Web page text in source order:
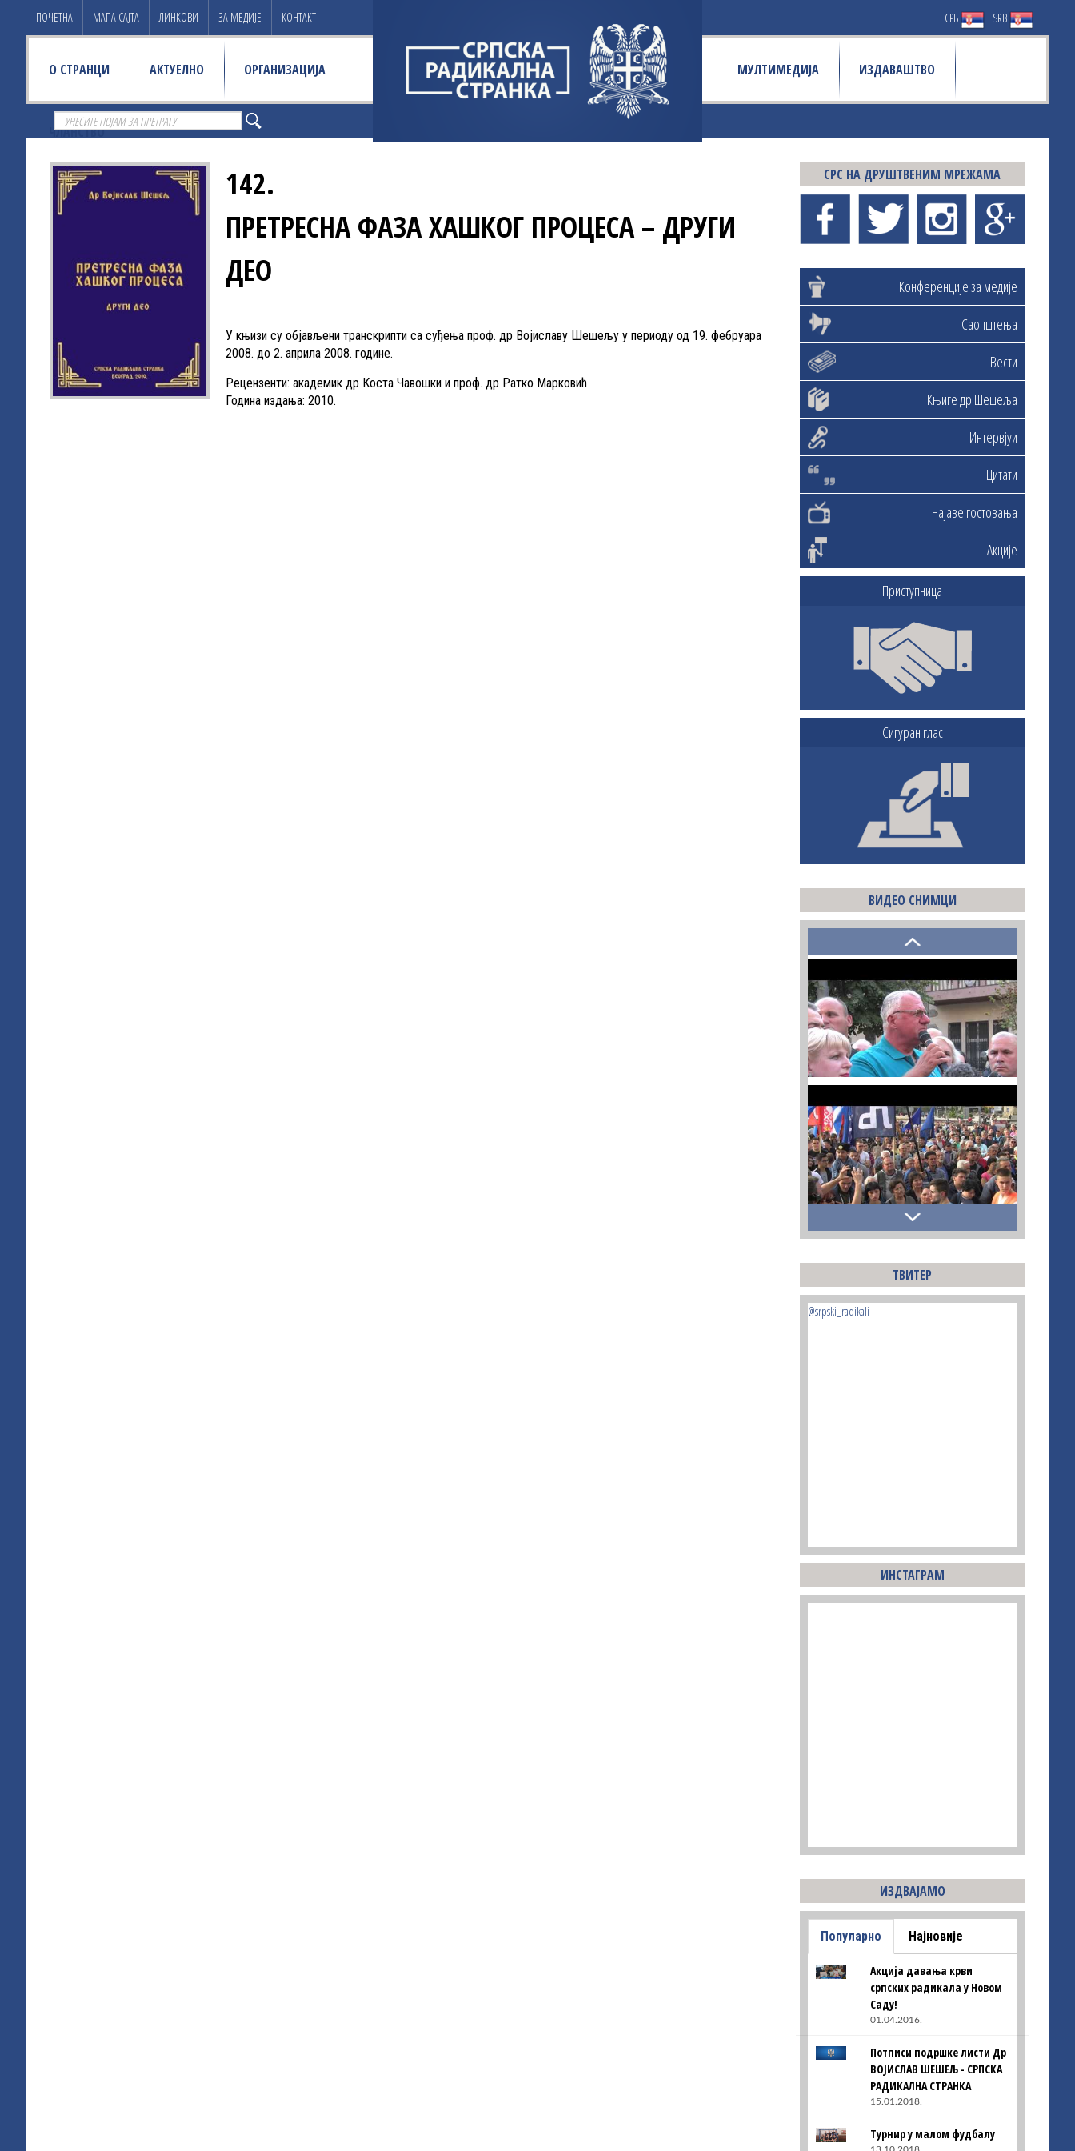
ПОЧЕТНА МАПА САЈТА ЛИНКОВИ ЗА МЕДИЈЕ КОНТАКТ СРБ SRB
О СТРАНЦИ АКТУЕЛНО ОРГАНИЗАЦИЈА МУЛТИМЕДИЈА ИЗДАВАШТВО
ЧЛАНСТВО
142.
ПРЕТРЕСНА ФАЗА ХАШКОГ ПРОЦЕСА – ДРУГИ
ДЕО
У књизи су објављени транскрипти са суђења проф. др Војиславу Шешељу у периоду од 19. фебруара
2008. до 2. априла 2008. године.
Рецензенти: академик др Коста Чавошки и проф. др Ратко Марковић
Година издања: 2010.
СРС НА ДРУШТВЕНИМ МРЕЖАМА
Конференције за медије
Саопштења
Вести
Књиге др Шешеља
Интервјуи
Цитати
Најаве гостовања
Акције
Приступница
Сигуран глас
ВИДЕО СНИМЦИ
ТВИТЕР
@srpski_radikali
ИНСТАГРАМ
ИЗДВАЈАМО
Популарно Најновије
Акција давања крви
српских радикала у Новом
Саду!
01.04.2016.
Потписи подршке листи Др
ВОЈИСЛАВ ШЕШЕЉ - СРПСКА
РАДИКАЛНА СТРАНКА
15.01.2018.
Турнир у малом фудбалу